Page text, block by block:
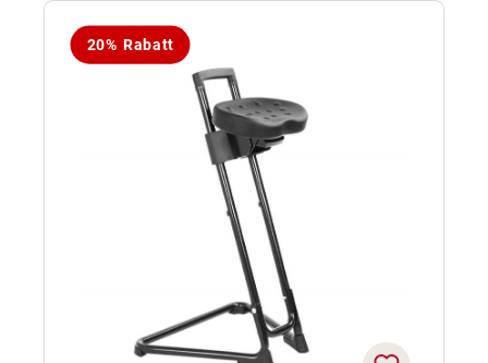
20% Rabatt